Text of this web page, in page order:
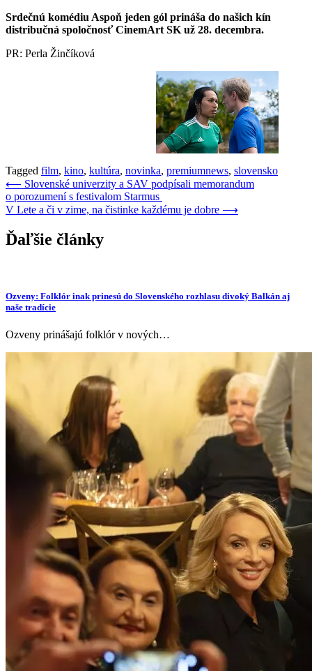
Srdečnú komédiu Aspoň jeden gól prináša do našich kín
distribučná spoločnosť CinemArt SK už 28. decembra.
PR: Perla Žinčíková
Tagged film, kino, kultúra, novinka, premiumnews, slovensko
Navigácia
v
⟵ Slovenské univerzity a SAV podpísali memorandum
o porozumení s festivalom Starmus
V Lete a či v zime, na čistinke každému je dobre ⟶
Ďaľšie články
Ozveny: Folklór inak prinesú do Slovenského rozhlasu divoký Balkán aj
naše tradície
Ozveny prinášajú folklór v nových…